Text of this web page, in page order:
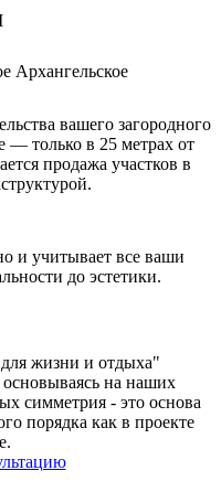
Архангельское
вашего загородного
— только в 25 метрах от
продажа участков в
и учитывает все ваши
до эстетики.
для жизни и отдыха"
на наших
симметрия - это основа
порядка как в проекте